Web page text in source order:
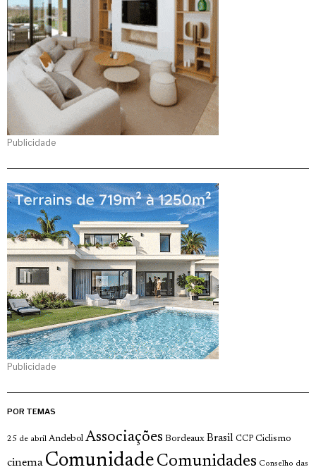
Publicidade
Publicidade
POR TEMAS
25 de abril Andebol Associações Bordeaux Brasil CCP Ciclismo
cinema Comunidade Comunidades Conselho das